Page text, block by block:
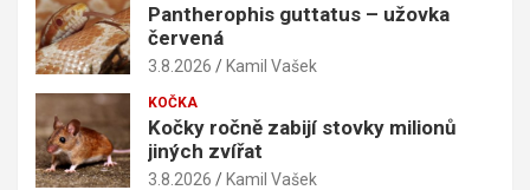
Pantherophis guttatus – užovka
červená
3.8.2026 Kamil Vašek
KOČKA
Kočky ročně zabijí stovky milionů
jiných zvířat
3.8.2026 Kamil Vašek